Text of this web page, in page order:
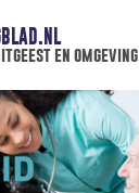
en omgeving